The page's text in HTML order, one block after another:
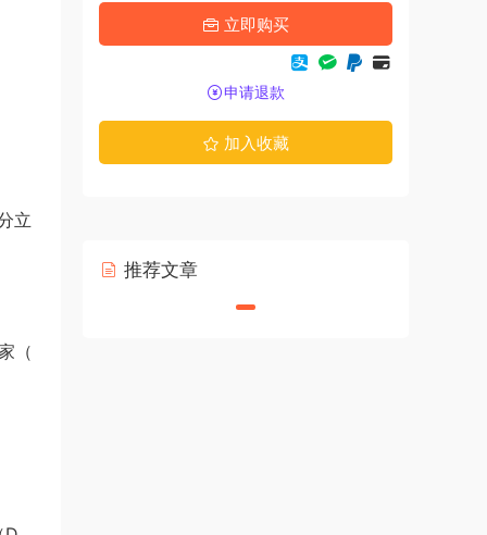
立
（
立即购买
申请退款
加入收藏
推荐文章